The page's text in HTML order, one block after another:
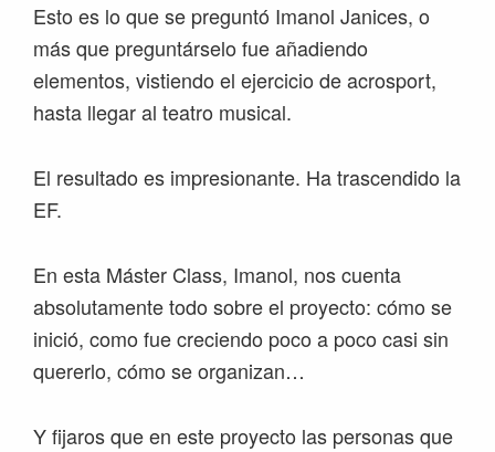
Esto es lo que se preguntó Imanol Janices, o
más que preguntárselo fue añadiendo
elementos, vistiendo el ejercicio de acrosport,
hasta llegar al teatro musical.
El resultado es impresionante. Ha trascendido la
EF.
En esta Máster Class, Imanol, nos cuenta
absolutamente todo sobre el proyecto: cómo se
inició, como fue creciendo poco a poco casi sin
quererlo, cómo se organizan…
Y fijaros que en este proyecto las personas que